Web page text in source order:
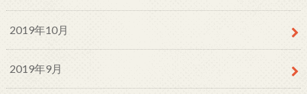
2019年10月
2019年9月